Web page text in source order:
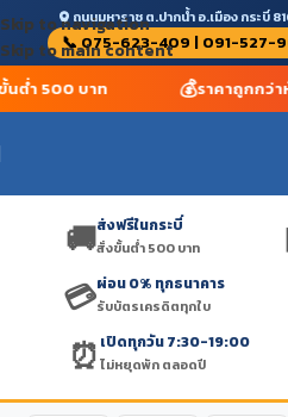
Skip to navigation
Skip to main content
ถนนมหาราช ต.ปากน้ำ อ.เมือง กระบี่
📞 075-623-409 | 091-527-
นต่ำ 500 บาท 💰ราคาถูกกว่า
🚚ส่งฟรีในกระบี่
สั่งขั้นต่ำ 500 บาท
💳ผ่อน 0% ทุกธนาคาร
รับบัตรเครดิตทุกใบ
⏰ เปิดทุกวัน 7:30-19:00
ไม่หยุดพัก ตลอดปี